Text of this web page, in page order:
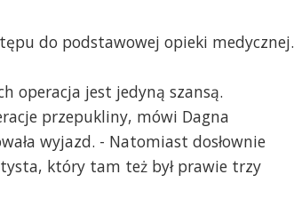
do podstawowej opieki medycznej.
operacja jest jedyną szansą.
przepukliny, mówi Dagna
wyjazd. - Natomiast dosłownie
który tam też był prawie trzy